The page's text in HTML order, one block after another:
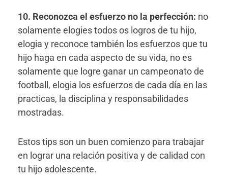
10. Reconozca el esfuerzo no la perfección: no
solamente elogies todos os logros de tu hijo,
elogia y reconoce también los esfuerzos que tu
hijo haga en cada aspecto de su vida, no es
solamente que logre ganar un campeonato de
football, elogia los esfuerzos de cada día en las
practicas, la disciplina y responsabilidades
mostradas.
Estos tips son un buen comienzo para trabajar
en lograr una relación positiva y de calidad con
tu hijo adolescente.